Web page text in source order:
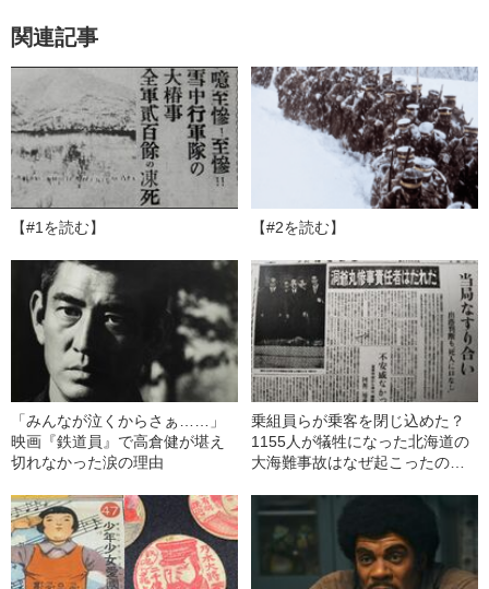
関連記事
【#1を読む】 【#2を読む】
「みんなが泣くからさぁ……」
映画『鉄道員』で高倉健が堪え
切れなかった涙の理由
乗組員らが乗客を閉じ込めた？
1155人が犠牲になった北海道の
大海難事故はなぜ起こったのか